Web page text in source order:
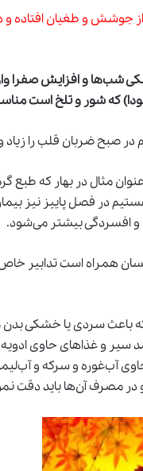
جوشش و طغیان افتاده
شب‌ها و افزایش صفرا
که شور و تلخ است
ضربان قلب را زیاد
مثال در بهار که طبع
در فصل پاییز نیز
افسردگی بیشتر می‌شود.
انسان همراه است
باعث سردی یا خشکی بدن
سیر و غذاهای حاوی
آب‌غوره و سرکه و
مصرف آن‌ها باید دقت